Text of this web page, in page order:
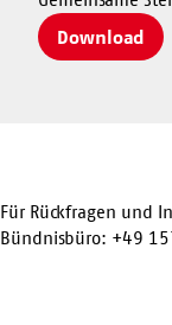
Download
Für Rückfragen und
Bündnisbüro: +49